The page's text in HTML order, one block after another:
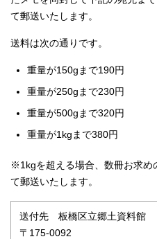
て郵送いたします。
送料は次の通りです。
重量が150gまで190円
重量が250gまで230円
重量が500gまで320円
重量が1kgまで380円
※1kgを超える場合、数冊お求め
て郵送いたします。
送付先 板橋区立郷土資料館
〒175-0092